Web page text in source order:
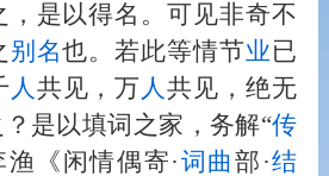
，是以得名。可见非奇不
别名也。若此等情节业已
人 共见，万 人共见，绝无
是以填词之家，务解“传
渔《闲情偶寄·词曲部·结